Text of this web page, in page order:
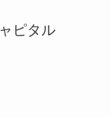
ピタル